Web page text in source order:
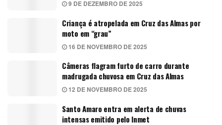
9 DE DEZEMBRO DE 2025
Criança é atropelada em Cruz das Almas por
moto em “grau”
16 DE NOVEMBRO DE 2025
Câmeras flagram furto de carro durante
madrugada chuvosa em Cruz das Almas
12 DE NOVEMBRO DE 2025
Santo Amaro entra em alerta de chuvas
intensas emitido pelo Inmet